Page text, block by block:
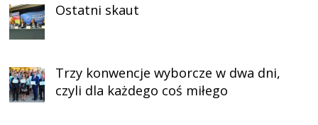
Ostatni skaut
Trzy konwencje wyborcze w dwa dni,
czyli dla każdego coś miłego